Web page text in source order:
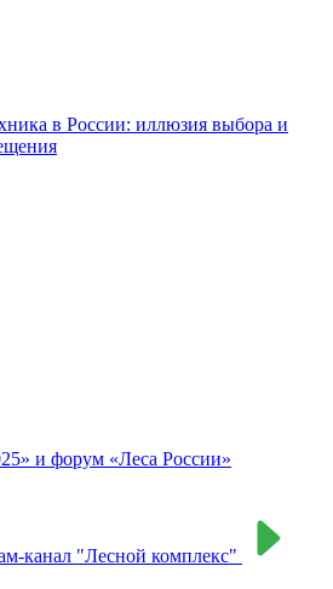
в России: иллюзия выбора и
и форум «Леса России»
канал "Лесной комплекс"